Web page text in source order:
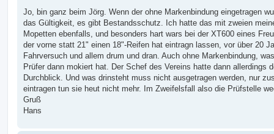
i
r
a
Jo, bin ganz beim Jörg. Wenn der ohne Markenbindung eingetragen
das Gültigkeit, es gibt Bestandsschutz. Ich hatte das mit zweien
Mopetten ebenfalls, und besonders hart wars bei der XT600 eines
der vorne statt 21" einen 18"-Reifen hat eintragn lassen, vor über 20
Fahrversuch und allem drum und dran. Auch ohne Markenbindung,
Prüfer dann mokiert hat. Der Schef des Vereins hatte dann allerdings
Durchblick. Und was drinsteht muss nicht ausgetragen werden, nur
eintragen tun sie heut nicht mehr. Im Zweifelsfall also die Prüfstelle
Gruß
Hans